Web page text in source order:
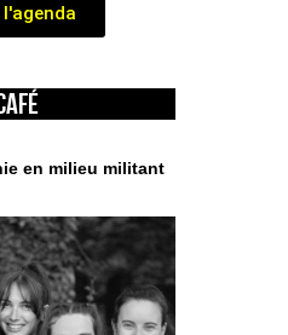
en milieu militant